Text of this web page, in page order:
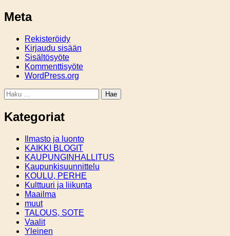
Meta
Rekisteröidy
Kirjaudu sisään
Sisältösyöte
Kommenttisyöte
WordPress.org
Haku:
Kategoriat
Ilmasto ja luonto
KAIKKI BLOGIT
KAUPUNGINHALLITUS
Kaupunkisuunnittelu
KOULU, PERHE
Kulttuuri ja liikunta
Maailma
muut
TALOUS, SOTE
Vaalit
Yleinen